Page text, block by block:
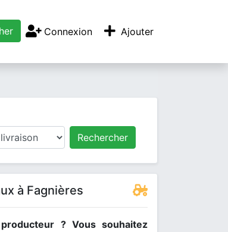
Connexion Ajouter
Rechercher
à Fagnières
? Vous souhaitez